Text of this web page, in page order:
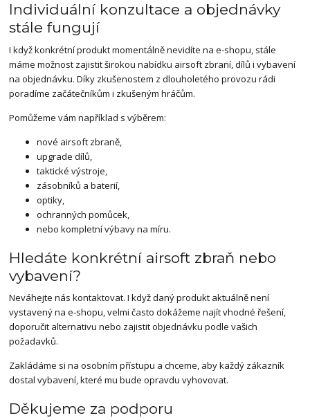
Individuální konzultace a objednávky
stále fungují
I když konkrétní produkt momentálně nevidíte na e-shopu, stále
máme možnost zajistit širokou nabídku airsoft zbraní, dílů i vybavení
na objednávku. Díky zkušenostem z dlouholetého provozu rádi
poradíme začátečníkům i zkušeným hráčům.
Pomůžeme vám například s výběrem:
nové airsoft zbraně,
upgrade dílů,
taktické výstroje,
zásobníků a baterií,
optiky,
ochranných pomůcek,
nebo kompletní výbavy na míru.
Hledáte konkrétní airsoft zbraň nebo
vybavení?
Neváhejte nás kontaktovat. I když daný produkt aktuálně není
vystavený na e-shopu, velmi často dokážeme najít vhodné řešení,
doporučit alternativu nebo zajistit objednávku podle vašich
požadavků.
Zakládáme si na osobním přístupu a chceme, aby každý zákazník
dostal vybavení, které mu bude opravdu vyhovovat.
Děkujeme za podporu